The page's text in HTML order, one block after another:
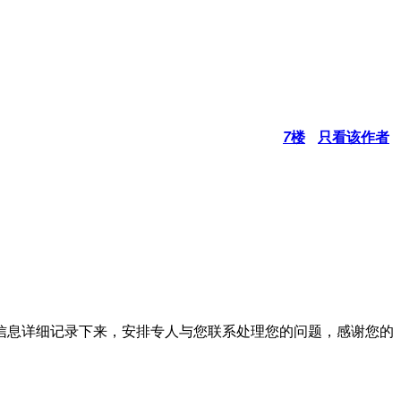
7楼 只看该作者
详细记录下来，安排专人与您联系处理您的问题，感谢您的